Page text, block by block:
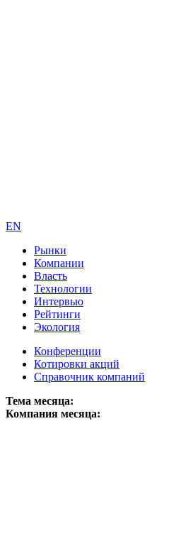
EN
Рынки
Компании
Власть
Технологии
Интервью
Рейтинги
Экология
Конференции
Котировки акций
Справочник компаний
Тема месяца:
Компания месяца: